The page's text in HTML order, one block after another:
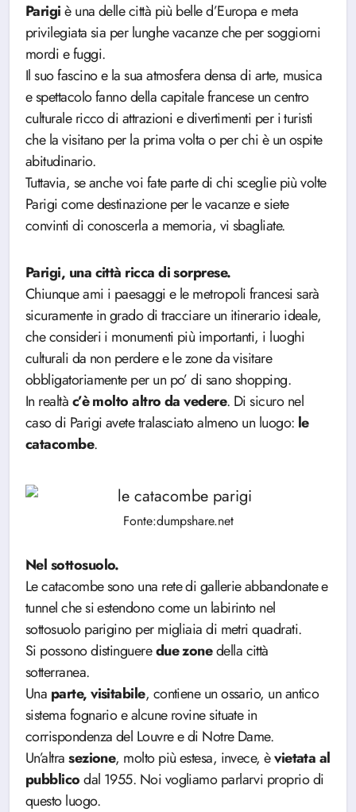
Parigiè una delle città più belle d’Europa e meta
privilegiata sia per lunghe vacanze che per soggiorni
mordi e fuggi.
Il suo fascino e la sua atmosfera densa di arte, musica
e spettacolo fanno della capitale francese un centro
culturale ricco di attrazioni e divertimenti per i turisti
che la visitano per la prima volta o per chi è un ospite
abitudinario.
Tuttavia, se anche voi fate parte di chi sceglie più volte
Parigi come destinazione per le vacanze e siete
convinti di conoscerla a memoria, vi sbagliate.
Parigi, una città ricca di sorprese.
Chiunque ami i paesaggi e le metropoli francesi sarà
sicuramente in grado di tracciare un itinerario ideale,
che consideri i monumenti più importanti, i luoghi
culturali da non perdere e le zone da visitare
obbligatoriamente per un po’ di sano shopping.
In realtàc’è molto altro da vedere. Di sicuro nel
caso di Parigi avete tralasciato almeno un luogo: le
catacombe.
Fonte:dumpshare.net
Nel sottosuolo.
Le catacombe sono una rete di gallerie abbandonate e
tunnel che si estendono come un labirinto nel
sottosuolo parigino per migliaia di metri quadrati.
Si possono distingueredue zonedella città
sotterranea.
Una parte, visitabile, contiene un ossario, un antico
sistema fognario e alcune rovine situate in
corrispondenza del Louvre e di Notre Dame.
Un’altrasezione, molto più estesa, invece, èvietata al
pubblicodal 1955. Noi vogliamo parlarvi proprio di
questo luogo.